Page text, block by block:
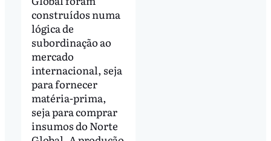
construídos numa
lógica de
subordinação ao
mercado
internacional, seja
para fornecer
matéria-prima,
seja para comprar
insumos do Norte